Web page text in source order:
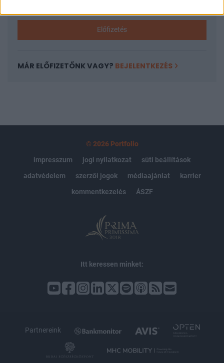
Előfizetés
MÁR ELŐFIZETŐNK VAGY? BEJELENTKEZÉS
© 2026 Portfolio
impresszum
jogi nyilatkozat
süti beállítások
adatvédelem
szerzői jogok médiaajánlat
karrier
kommentkezelés
ÁSZF
Itt keressen minket:
Partnereink